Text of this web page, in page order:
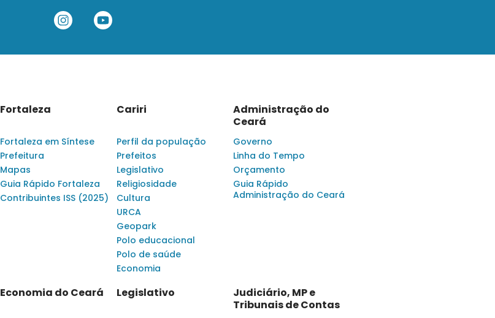
Fortaleza
Fortaleza em Síntese
Prefeitura
Mapas
Guia Rápido Fortaleza
Contribuintes ISS (2025)
Cariri
Perfil da população
Prefeitos
Legislativo
Religiosidade
Cultura
URCA
Geopark
Polo educacional
Polo de saúde
Economia
Administração do
Ceará
Governo
Linha do Tempo
Orçamento
Guia Rápido
Administração do Ceará
Economia do Ceará Legislativo
Judiciário, MP e
Tribunais de Contas